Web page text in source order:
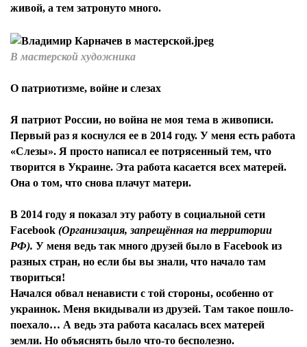
живой, а тем затронуто много.
В мастерской художника
О патриотизме, войне и слезах
Я патриот России, но война не моя тема в живописи.
Первый раз я коснулся ее в 2014 году. У меня есть работа
«Слезы». Я просто написал ее потрясенный тем, что
творится в Украине. Эта работа касается всех матерей.
Она о том, что снова плачут матери.
В 2014 году я показал эту работу в социальной сети
Facebook (Организация, запрещённая на территории
РФ). У меня ведь так много друзей было в Facebook из
разных стран, но если бы вы знали, что начало там
твориться!
Начался обвал ненависти с той стороны, особенно от
украинок. Меня вкидывали из друзей. Там такое пошло-
поехало… А ведь эта работа касалась всех матерей
земли. Но объяснять было что-то бесполезно.